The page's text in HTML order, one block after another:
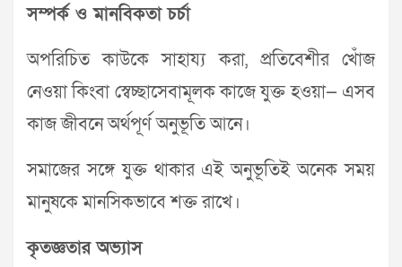
সম্পর্ক ও মানবিকতা চর্চা
অপরিচিত কাউকে সাহায্য করা, প্রতিবেশীর খোঁজ
নেওয়া কিংবা স্বেচ্ছাসেবামূলক কাজে যুক্ত হওয়া— এসব
কাজ জীবনে অর্থপূর্ণ অনুভূতি আনে।
সমাজের সঙ্গে যুক্ত থাকার এই অনুভূতিই অনেক সময়
মানুষকে মানসিকভাবে শক্ত রাখে।
কৃতজ্ঞতার অভ্যাস